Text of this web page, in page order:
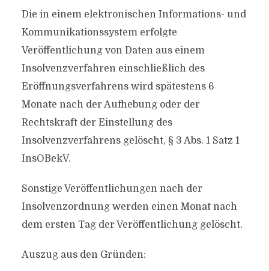
Die in einem elektronischen Informations- und
Kommunikationssystem erfolgte
Veröffentlichung von Daten aus einem
Insolvenzverfahren einschließlich des
Eröffnungsverfahrens wird spätestens 6
Monate nach der Aufhebung oder der
Rechtskraft der Einstellung des
Insolvenzverfahrens gelöscht, § 3 Abs. 1 Satz 1
InsOBekV.
Sonstige Veröffentlichungen nach der
Insolvenzordnung werden einen Monat nach
dem ersten Tag der Veröffentlichung gelöscht.
Auszug aus den Gründen: